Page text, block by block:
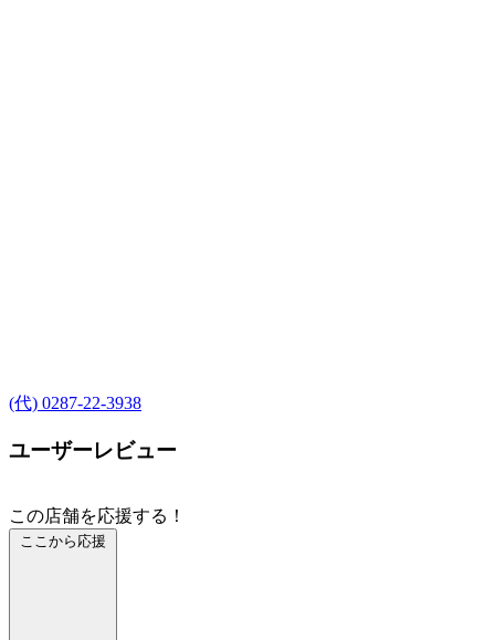
(代) 0287-22-3938
ユーザーレビュー
この店舗を応援する！
ここから応援